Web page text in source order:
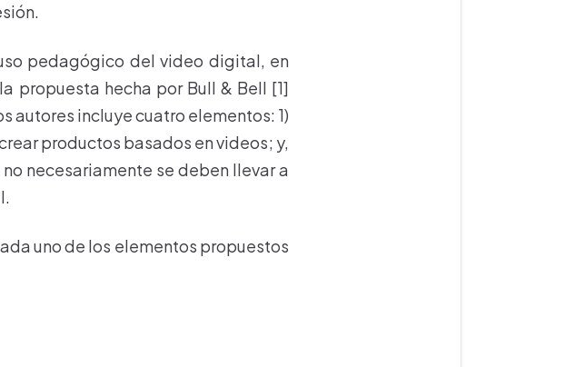
pedagógico del video digital, en
propuesta hecha por Bull & Bell [1]
autores incluye cuatro elementos: 1)
productos basados en videos; y,
necesariamente se deben llevar a
uno de los elementos propuestos